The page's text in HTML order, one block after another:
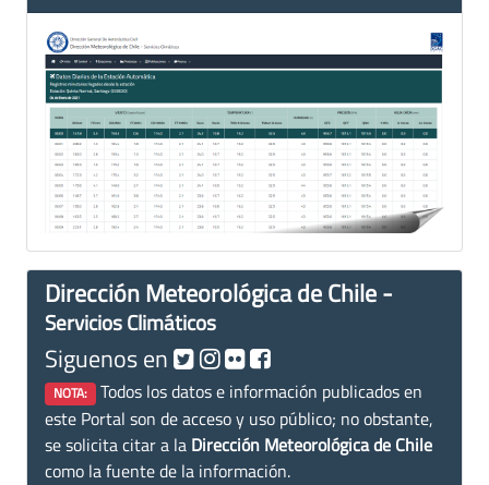
Dirección Meteorológica de Chile -
Servicios Climáticos
Siguenos en
NOTA: Todos los datos e información publicados en
este Portal son de acceso y uso público; no obstante,
se solicita citar a la Dirección Meteorológica de Chile
como la fuente de la información.